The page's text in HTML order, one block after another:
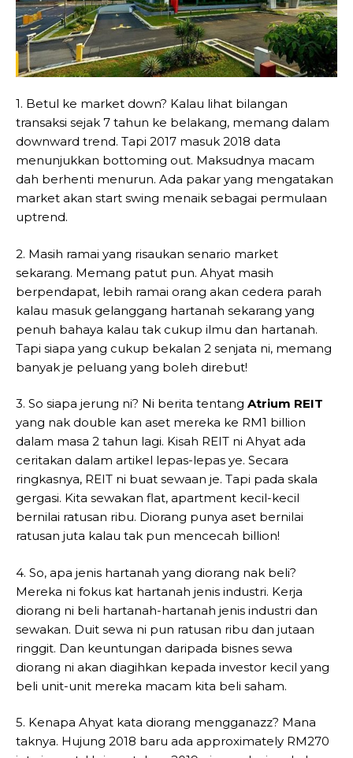
1. Betul ke market down? Kalau lihat bilangan
transaksi sejak 7 tahun ke belakang, memang dalam
downward trend. Tapi 2017 masuk 2018 data
menunjukkan bottoming out. Maksudnya macam
dah berhenti menurun. Ada pakar yang mengatakan
market akan start swing menaik sebagai permulaan
uptrend.
2. Masih ramai yang risaukan senario market
sekarang. Memang patut pun. Ahyat masih
berpendapat, lebih ramai orang akan cedera parah
kalau masuk gelanggang hartanah sekarang yang
penuh bahaya kalau tak cukup ilmu dan hartanah.
Tapi siapa yang cukup bekalan 2 senjata ni, memang
banyak je peluang yang boleh direbut!
3. So siapa jerung ni? Ni berita tentang Atrium REIT
yang nak double kan aset mereka ke RM1 billion
dalam masa 2 tahun lagi. Kisah REIT ni Ahyat ada
ceritakan dalam artikel lepas-lepas ye. Secara
ringkasnya, REIT ni buat sewaan je. Tapi pada skala
gergasi. Kita sewakan flat, apartment kecil-kecil
bernilai ratusan ribu. Diorang punya aset bernilai
ratusan juta kalau tak pun mencecah billion!
4. So, apa jenis hartanah yang diorang nak beli?
Mereka ni fokus kat hartanah jenis industri. Kerja
diorang ni beli hartanah-hartanah jenis industri dan
sewakan. Duit sewa ni pun ratusan ribu dan jutaan
ringgit. Dan keuntungan daripada bisnes sewa
diorang ni akan diagihkan kepada investor kecil yang
beli unit-unit mereka macam kita beli saham.
5. Kenapa Ahyat kata diorang mengganazz? Mana
taknya. Hujung 2018 baru ada approximately RM270